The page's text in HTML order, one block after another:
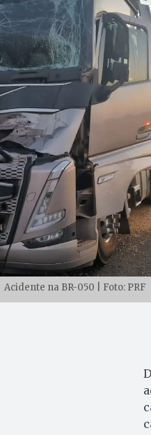
Acidente na BR-050 | Foto: PRF